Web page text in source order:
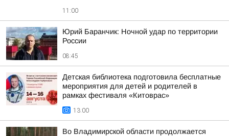
11:00
Юрий Баранчик: Ночной удар по территории
России
08:45
Детская библиотека подготовила бесплатные
мероприятия для детей и родителей в
рамках фестиваля «Китоврас»
13:00
Во Владимирской области продолжается